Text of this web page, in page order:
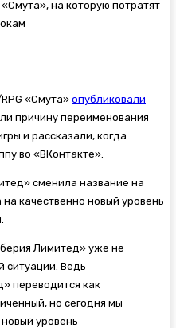
«Смута» опубликовали
причину переименования
и рассказали, когда
во «ВКонтакте».
сменила название на
качественно новый уровень
Лимитед» уже не
ситуации. Ведь
переводится как
но сегодня мы
уровень